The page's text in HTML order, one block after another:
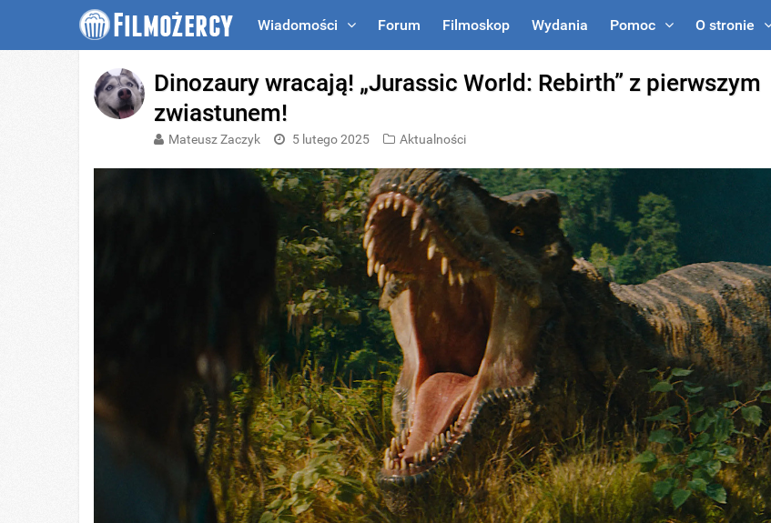
Wiadomości Forum Filmoskop Wydania Pomoc O stronie
Dinozaury wracają! „Jurassic World: Rebirth” z pierwszym
zwiastunem!
Mateusz Zaczyk 5 lutego 2025 Aktualności